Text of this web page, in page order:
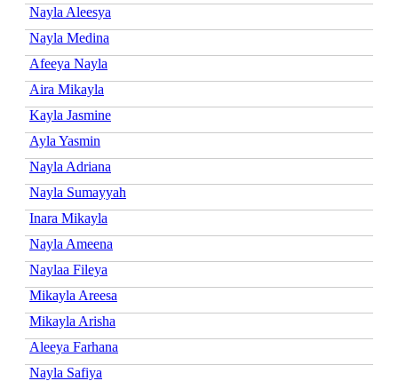
Nayla Aleesya
Nayla Medina
Afeeya Nayla
Aira Mikayla
Kayla Jasmine
Ayla Yasmin
Nayla Adriana
Nayla Sumayyah
Inara Mikayla
Nayla Ameena
Naylaa Fileya
Mikayla Areesa
Mikayla Arisha
Aleeya Farhana
Nayla Safiya